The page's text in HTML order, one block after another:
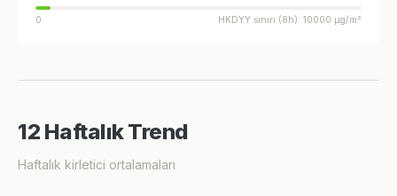
0 HKDYY sınırı (8h): 10000 µg/m³
12 Haftalık Trend
Haftalık kirletici ortalamaları